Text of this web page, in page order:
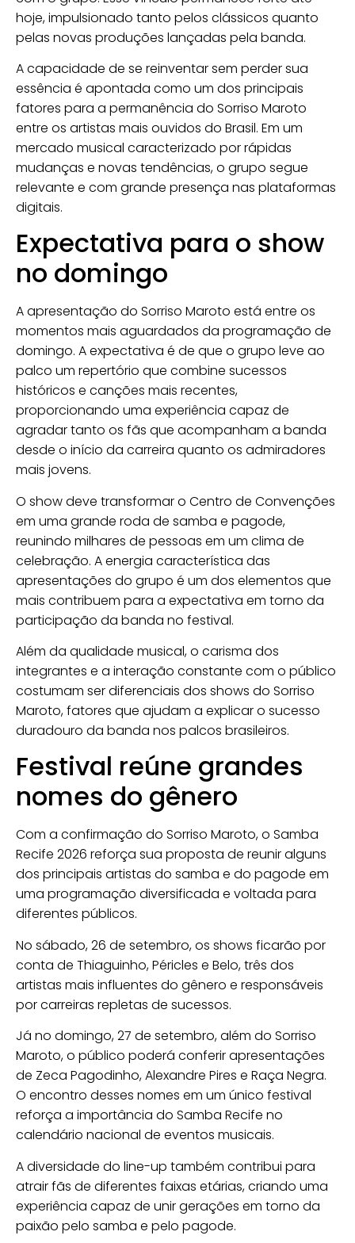
hoje, impulsionado tanto pelos clássicos quanto
pelas novas produções lançadas pela banda.
A capacidade de se reinventar sem perder sua
essência é apontada como um dos principais
fatores para a permanência do Sorriso Maroto
entre os artistas mais ouvidos do Brasil. Em um
mercado musical caracterizado por rápidas
mudanças e novas tendências, o grupo segue
relevante e com grande presença nas plataformas
digitais.
Expectativa para o show
no domingo
A apresentação do Sorriso Maroto está entre os
momentos mais aguardados da programação de
domingo. A expectativa é de que o grupo leve ao
palco um repertório que combine sucessos
históricos e canções mais recentes,
proporcionando uma experiência capaz de
agradar tanto os fãs que acompanham a banda
desde o início da carreira quanto os admiradores
mais jovens.
O show deve transformar o Centro de Convenções
em uma grande roda de samba e pagode,
reunindo milhares de pessoas em um clima de
celebração. A energia característica das
apresentações do grupo é um dos elementos que
mais contribuem para a expectativa em torno da
participação da banda no festival.
Além da qualidade musical, o carisma dos
integrantes e a interação constante com o público
costumam ser diferenciais dos shows do Sorriso
Maroto, fatores que ajudam a explicar o sucesso
duradouro da banda nos palcos brasileiros.
Festival reúne grandes
nomes do gênero
Com a confirmação do Sorriso Maroto, o Samba
Recife 2026 reforça sua proposta de reunir alguns
dos principais artistas do samba e do pagode em
uma programação diversificada e voltada para
diferentes públicos.
No sábado, 26 de setembro, os shows ficarão por
conta de Thiaguinho, Péricles e Belo, três dos
artistas mais influentes do gênero e responsáveis
por carreiras repletas de sucessos.
Já no domingo, 27 de setembro, além do Sorriso
Maroto, o público poderá conferir apresentações
de Zeca Pagodinho, Alexandre Pires e Raça Negra.
O encontro desses nomes em um único festival
reforça a importância do Samba Recife no
calendário nacional de eventos musicais.
A diversidade do line-up também contribui para
atrair fãs de diferentes faixas etárias, criando uma
experiência capaz de unir gerações em torno da
paixão pelo samba e pelo pagode.